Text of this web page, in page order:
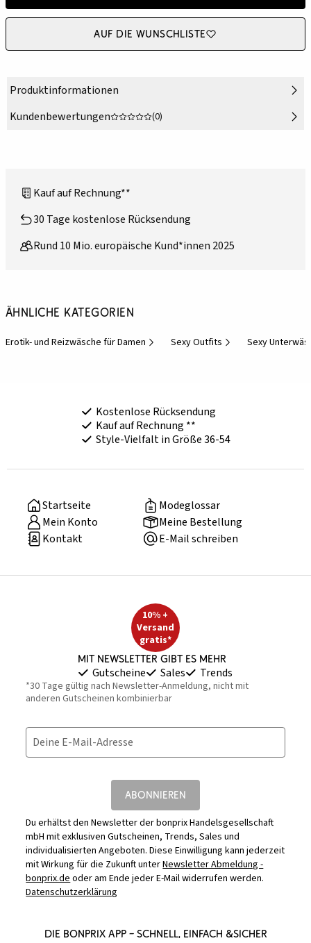
Auf die Wunschliste
Produktinformationen
Kundenbewertungen
(0)
Kauf auf Rechnung**
30 Tage kostenlose Rücksendung
Rund 10 Mio. europäische Kund*innen 2025
Ähnliche Kategorien
Erotik- und Reizwäsche für Damen Sexy Outfits Sexy
Kostenlose Rücksendung
Kauf auf Rechnung **
Style-Vielfalt in Größe 36-54
Startseite
Modeglossar
Mein Konto
Meine Bestellung
Kontakt
E-Mail schreiben
10% +
Versand
gratis*
Mit Newsletter gibt es mehr
Gutscheine Sales Trends
*30 Tage gültig nach Newsletter-Anmeldung, nicht mit
anderen Gutscheinen kombinierbar
Deine E-Mail-Adresse
ABONNIEREN
Du erhältst den Newsletter der bonprix Handelsgesellschaft
mbH mit exklusiven Gutscheinen, Trends, Sales und
individualisierten Angeboten. Diese Einwilligung kann jederzeit
mit Wirkung für die Zukunft unterNewsletter Abmeldung -
bonprix.deoder am Ende jeder E-Mail widerrufen werden.
Datenschutzerklärung
DIE BONPRIX APP – SCHNELL, EINFACH &SICHER